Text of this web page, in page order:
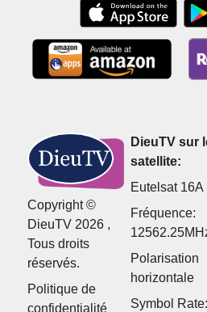
Copyright ©
DieuTV 2026 ,
Tous droits
réservés.
Politique de
confidentialité
DieuTV sur
satellite:
Eutelsat 16A
Fréquence:
Polarisation
horizontale
Symbol Rate: